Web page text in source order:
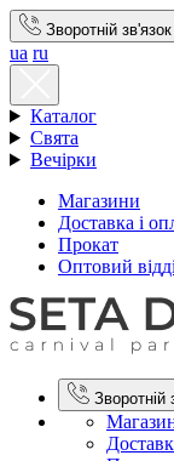
Зворотній зв'язок
ua ru
Каталог
Свята
Вечірки
Магазини
Доставка і
Прокат
Оптовий
Зворотній